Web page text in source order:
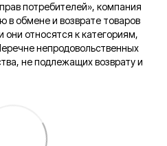
потребителей», компания
в обмене и возврате товаров
относятся к категориям,
непродовольственных
не подлежащих возврату и